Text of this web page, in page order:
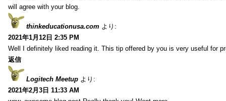
will agree with your blog.
thinkeducationusa.com より:
2021年1月12日 2:35 PM
Well I definitely liked reading it. This tip offered by you is very useful for
返信
Logitech Meetup より:
2021年2月3日 11:33 AM